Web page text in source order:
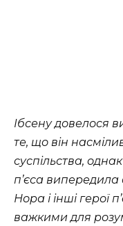
Ібсену довелося
те, що він
суспільства,
п’єса випередила
Нора і інші герої
важкими для